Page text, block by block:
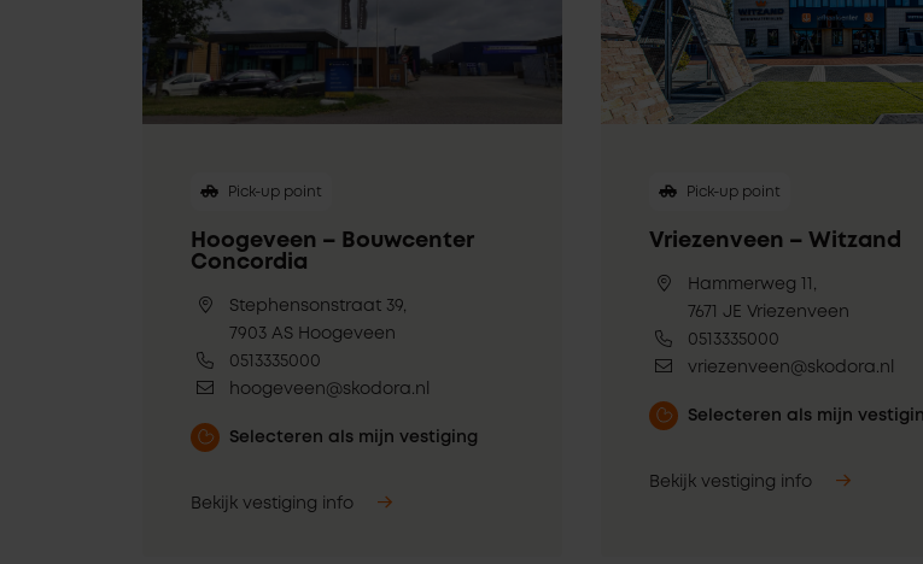
Pick-up point
Hoogeveen – Bouwcenter
Concordia
Stephensonstraat 39,
7903 AS Hoogeveen
0513335000
hoogeveen@skodora.nl
Selecteren als mijn vestiging
Bekijk vestiging info
Pick-up point
Vriezenveen – Witzand
Hammerweg 11,
7671 JE Vriezenveen
0513335000
vriezenveen@skodora.nl
Selecteren als mijn
Bekijk vestiging info